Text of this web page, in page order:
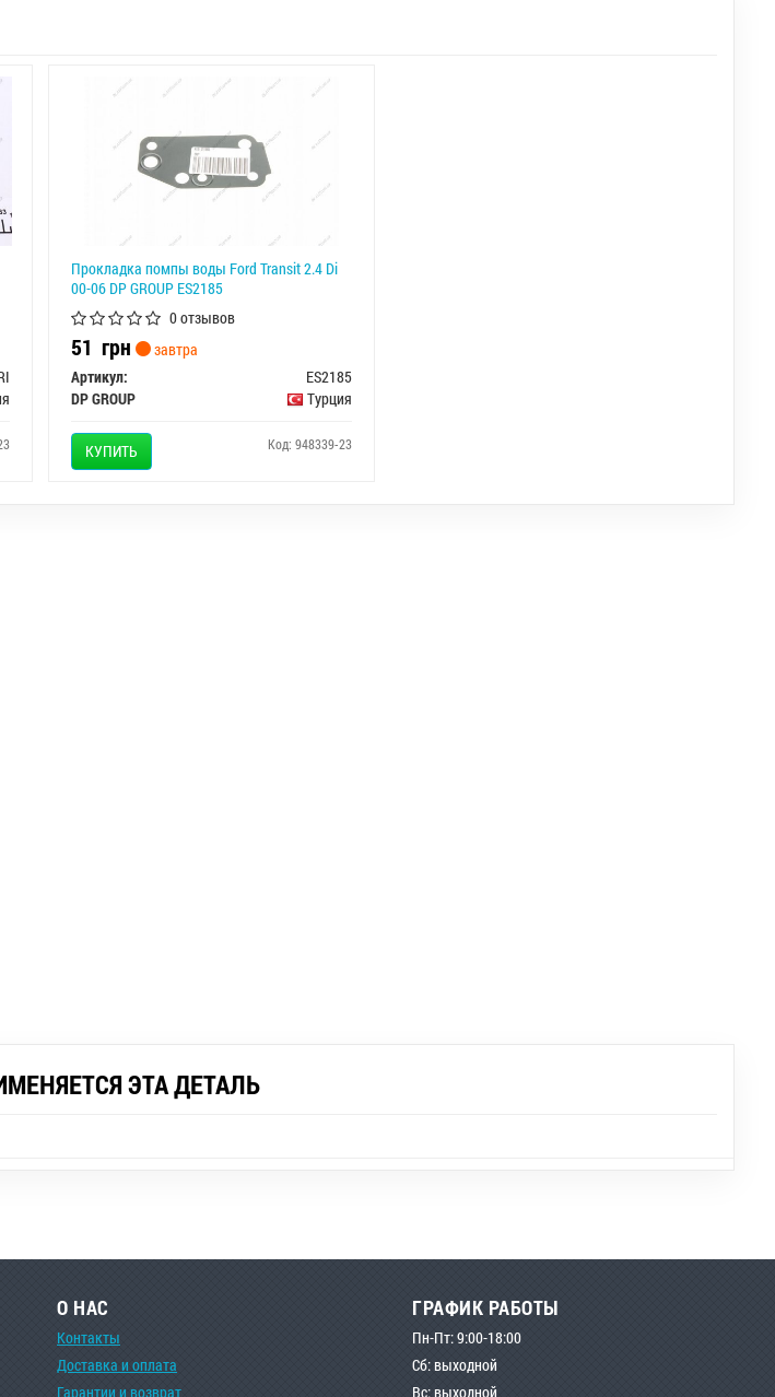
Прокладка помпы воды Ford Transit 2.4 Di
00-06 DP GROUP ES2185
0 отзывов
51 грн
завтра
Артикул:
ES2185
DP GROUP
Турция
КУПИТЬ Код: 948339-23
ЭТА ДЕТАЛЬ
О НАС
Контакты
Доставка и оплата
Гарантии и возврат
ГРАФИК РАБОТЫ
Пн-Пт: 9:00-18:00
Сб: выходной
Вс: выходной